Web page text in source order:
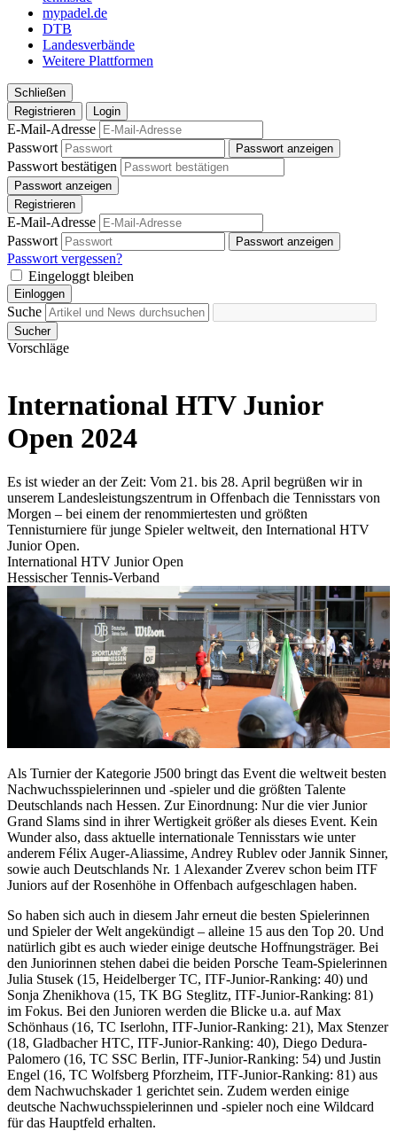
mypadel.de
DTB
Landesverbände
Weitere Plattformen
Schließen
Registrieren
Login
E-Mail-Adresse
Passwort
Passwort anzeigen
Passwort bestätigen
Passwort anzeigen
Registrieren
E-Mail-Adresse
Passwort
Passwort anzeigen
Passwort vergessen?
Eingeloggt bleiben
Einloggen
Suche
Sucher
Vorschläge
International HTV Junior
Open 2024
Es ist wieder an der Zeit: Vom 21. bis 28. April begrüßen wir in
unserem Landesleistungszentrum in Offenbach die Tennisstars von
Morgen – bei einem der renommiertesten und größten
Tennisturniere für junge Spieler weltweit, den International HTV
Junior Open.
International HTV Junior Open
Hessischer Tennis-Verband
Als Turnier der Kategorie J500 bringt das Event die weltweit besten
Nachwuchsspielerinnen und -spieler und die größten Talente
Deutschlands nach Hessen. Zur Einordnung: Nur die vier Junior
Grand Slams sind in ihrer Wertigkeit größer als dieses Event. Kein
Wunder also, dass aktuelle internationale Tennisstars wie unter
anderem Félix Auger-Aliassime, Andrey Rublev oder Jannik Sinner,
sowie auch Deutschlands Nr. 1 Alexander Zverev schon beim ITF
Juniors auf der Rosenhöhe in Offenbach aufgeschlagen haben.
So haben sich auch in diesem Jahr erneut die besten Spielerinnen
und Spieler der Welt angekündigt – alleine 15 aus den Top 20. Und
natürlich gibt es auch wieder einige deutsche Hoffnungsträger. Bei
den Juniorinnen stehen dabei die beiden Porsche Team-Spielerinnen
Julia Stusek (15, Heidelberger TC, ITF-Junior-Ranking: 40) und
Sonja Zhenikhova (15, TK BG Steglitz, ITF-Junior-Ranking: 81)
im Fokus. Bei den Junioren werden die Blicke u.a. auf Max
Schönhaus (16, TC Iserlohn, ITF-Junior-Ranking: 21), Max Stenzer
(18, Gladbacher HTC, ITF-Junior-Ranking: 40), Diego Dedura-
Palomero (16, TC SSC Berlin, ITF-Junior-Ranking: 54) und Justin
Engel (16, TC Wolfsberg Pforzheim, ITF-Junior-Ranking: 81) aus
dem Nachwuchskader 1 gerichtet sein. Zudem werden einige
deutsche Nachwuchsspielerinnen und -spieler noch eine Wildcard
für das Hauptfeld erhalten.